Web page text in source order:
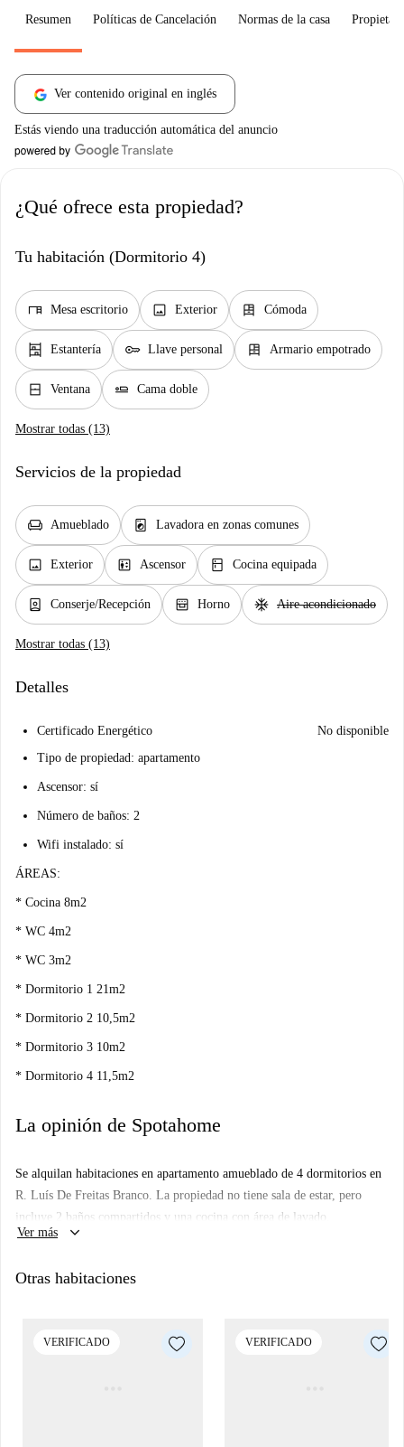
Resumen Políticas de Cancelación Normas de la casa
Ver contenido original en inglés
Estás viendo una traducción automática del anuncio
¿Qué ofrece esta propiedad?
Tu habitación (Dormitorio 4)
desk Mesa escritorio image Exterior dresser Cómoda
shelves Estantería key Llave personal dresser Armario empotrado
window_closed Ventana airline_seat_flat Cama doble
Mostrar todas (13)
Servicios de la propiedad
chair Amueblado local_laundry_service Lavadora en zonas comunes
image Exterior elevator Ascensor kitchen Cocina equipada
person_book Conserje/Recepción oven_gen Horno ac_unit Aire acondicionado
Mostrar todas (13)
Detalles
Certificado Energético
No disponible
Tipo de propiedad: apartamento
Ascensor: sí
Número de baños: 2
Wifi instalado: sí
ÁREAS:
* Cocina 8m2
* WC 4m2
* WC 3m2
* Dormitorio 1 21m2
* Dormitorio 2 10,5m2
* Dormitorio 3 10m2
* Dormitorio 4 11,5m2
La opinión de Spotahome
Se alquilan habitaciones en apartamento amueblado de 4 dormitorios en
R. Luís De Freitas Branco. La propiedad no tiene sala de estar, pero
incluye 2 baños compartidos y una cocina con área de lavado.
Ver más
keyboard_arrow_down
Otras habitaciones
VERIFICADO VERIFICADO